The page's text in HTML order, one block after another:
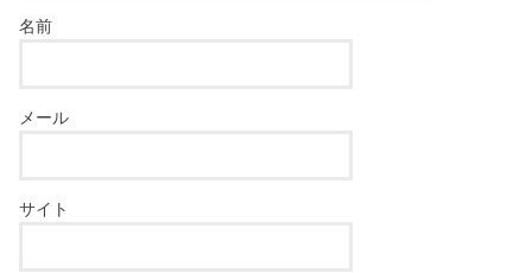
名前
メール
サイト